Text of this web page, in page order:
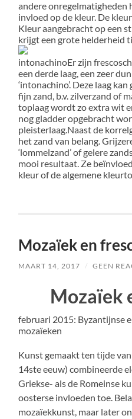
andere onregelmatigheden
invloed op de kleur. De
Kleur aangebracht op een
krijgt een grote helderheid
intonachinoEr zijn
een derde laag, een zeer
‘intonachino’. Deze laag
fijn zand, b.v. zilverzand of
toplaag wordt zo extra wit
nog gladder opgebracht
pleisterlaag.Naast de
het zand van belang.
‘lommelzand’ of gelere
mooi resultaat. Ze
kleur of de algemene
Mozaïek en
MAART 14, 2017 / GEEN
Mozaïek
februari 2015: Byzantijnse
mozaïeken
Kunst gemaakt ten tijde
14ste eeuw) combineerde
Griekse- als de Romeinse
oosterse invloeden toe.
mozaïekkunst, maar later